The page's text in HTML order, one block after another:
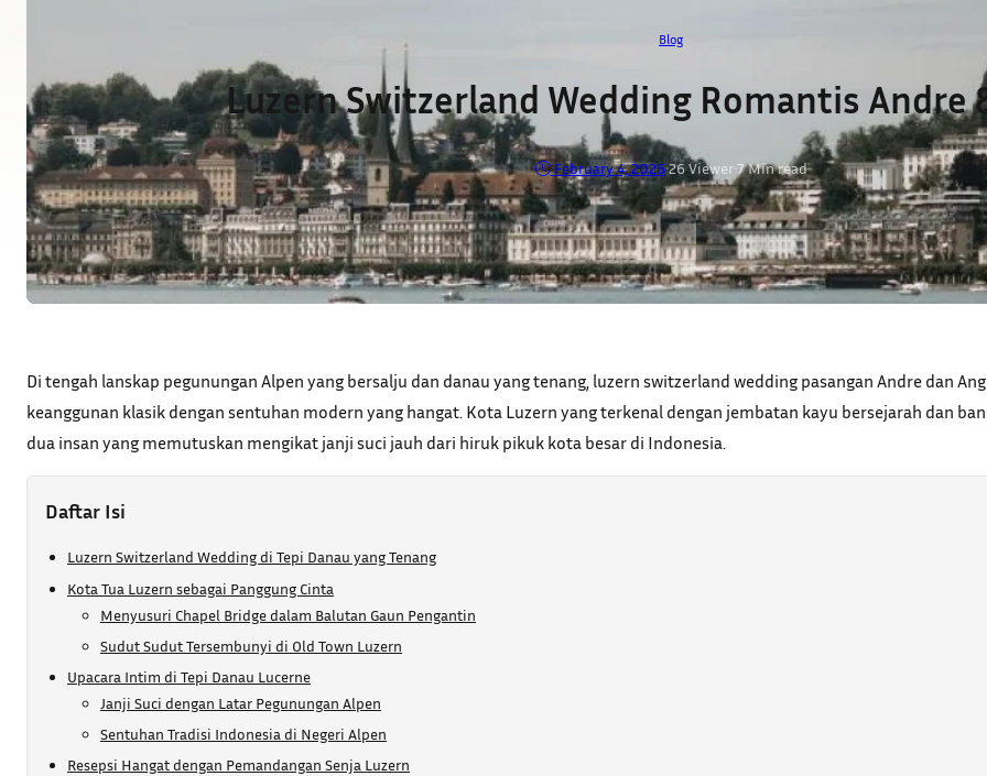
Blog
Luzern Switzerland Wedding Romantis Andre
February 4, 2026•26Viewer•7 Min read
Di tengah lanskap pegunungan Alpen yang bersalju dan danau yang tenang, luzern switzerland wedding pasangan Andre dan
keanggunan klasik dengan sentuhan modern yang hangat. Kota Luzern yang terkenal dengan jembatan kayu bersejarah dan
dua insan yang memutuskan mengikat janji suci jauh dari hiruk pikuk kota besar di Indonesia.
Daftar Isi
Luzern Switzerland Wedding di Tepi Danau yang Tenang
Kota Tua Luzern sebagai Panggung Cinta
Menyusuri Chapel Bridge dalam Balutan Gaun Pengantin
Sudut Sudut Tersembunyi di Old Town Luzern
Upacara Intim di Tepi Danau Lucerne
Janji Suci dengan Latar Pegunungan Alpen
Sentuhan Tradisi Indonesia di Negeri Alpen
Resepsi Hangat dengan Pemandangan Senja Luzern